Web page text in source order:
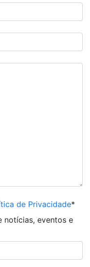
de Privacidade*
notícias, eventos e